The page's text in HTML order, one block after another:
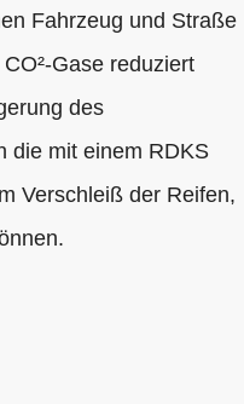
Fahrzeug und Straße
Gase reduziert
des
die mit einem RDKS
Verschleiß der Reifen,